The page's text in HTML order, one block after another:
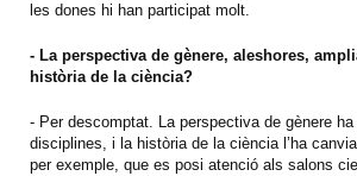
les dones hi han participat molt.
- La perspectiva de gènere, aleshores,
història de la ciència?
- Per descomptat. La perspectiva de gènere
disciplines, i la història de la ciència l’ha
per exemple, que es posi atenció als salons